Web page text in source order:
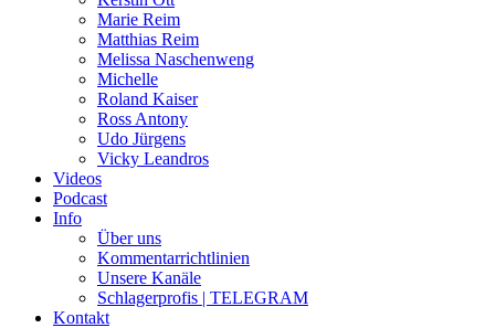
Marie Reim
Matthias Reim
Melissa Naschenweng
Michelle
Roland Kaiser
Ross Antony
Udo Jürgens
Vicky Leandros
Videos
Podcast
Info
Über uns
Kommentarrichtlinien
Unsere Kanäle
Schlagerprofis | TELEGRAM
Kontakt